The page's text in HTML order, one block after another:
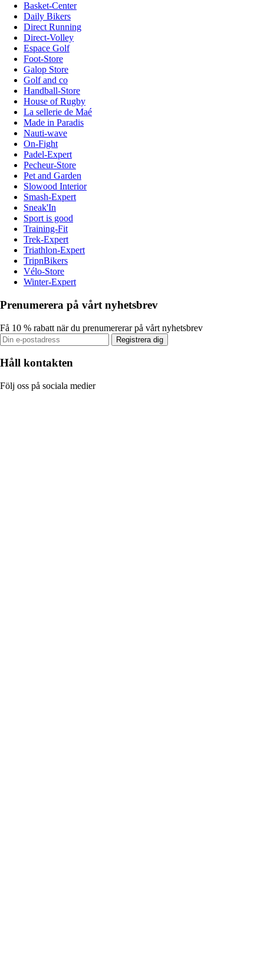
Basket-Center
Daily Bikers
Direct Running
Direct-Volley
Espace Golf
Foot-Store
Galop Store
Golf and co
Handball-Store
House of Rugby
La sellerie de Maé
Made in Paradis
Nauti-wave
On-Fight
Padel-Expert
Pecheur-Store
Pet and Garden
Slowood Interior
Smash-Expert
Sneak'In
Sport is good
Training-Fit
Trek-Expert
Triathlon-Expert
TripnBikers
Vélo-Store
Winter-Expert
Prenumerera på vårt nyhetsbrev
Få 10 % rabatt när du prenumererar på vårt nyhetsbrev
Registrera dig
Håll kontakten
Följ oss på sociala medier